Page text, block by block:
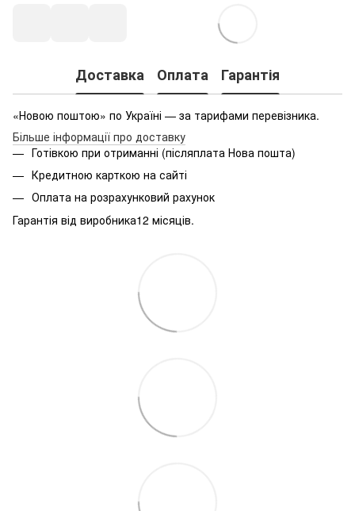
Доставка Оплата Гарантія
«Новою поштою» по Україні — за тарифами перевізника.
Більше інформації про доставку
Готівкою при отриманні (післяплата Нова пошта)
Кредитною карткою на сайті
Оплата на розрахунковий рахунок
Гарантія від виробника12 місяців.